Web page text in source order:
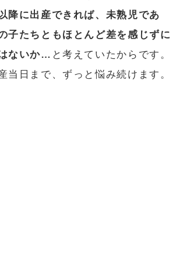
降に出産できれば、未熟児であ
子たちともほとんど差を感じずに
ないか… と考えていたからです。
当日まで、ずっと悩み続けます。